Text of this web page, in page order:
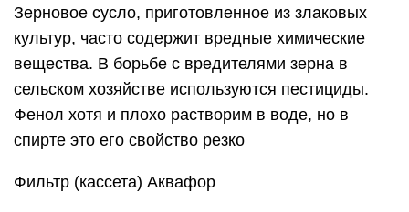
Зерновое сусло, приготовленное из злаковых
культур, часто содержит вредные химические
вещества. В борьбе с вредителями зерна в
сельском хозяйстве используются пестициды.
Фенол хотя и плохо растворим в воде, но в
спирте это его свойство резко
Фильтр (кассета) Аквафор